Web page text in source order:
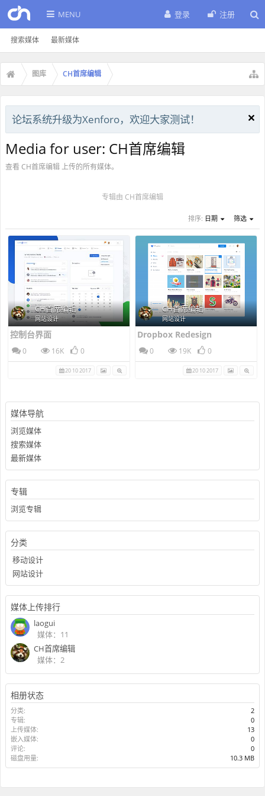
MENU
搜索媒体 最新媒体
登录 注册
图库 CH首席编辑
论坛系统升级为Xenforo，欢迎大家测试！
Media for user: CH首席编辑
查看 CH首席编辑 上传的所有媒体。
专辑由 CH首席编辑
排序: 日期 筛选
CH首席编辑
网站设计
控制台界面
0 16K 0
20 10 2017
CH首席编辑
网站设计
Dropbox Redesign
0 19K 0
20 10 2017
媒体导航
浏览媒体
搜索媒体
最新媒体
专辑
浏览专辑
分类
移动设计
网站设计
媒体上传排行
laogui
媒体：11
CH首席编辑
媒体：2
相册状态
分类:
2
专辑:
0
上传媒体:
13
嵌入媒体:
0
评论:
0
磁盘用量:
10.3 MB